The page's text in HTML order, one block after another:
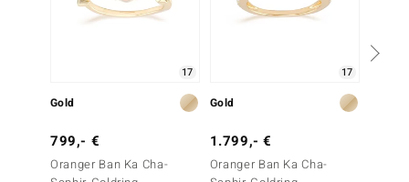
17
Gold
799,- €
Oranger Ban Ka Cha-
17
Gold
1.799,- €
Oranger Ban Ka Cha-